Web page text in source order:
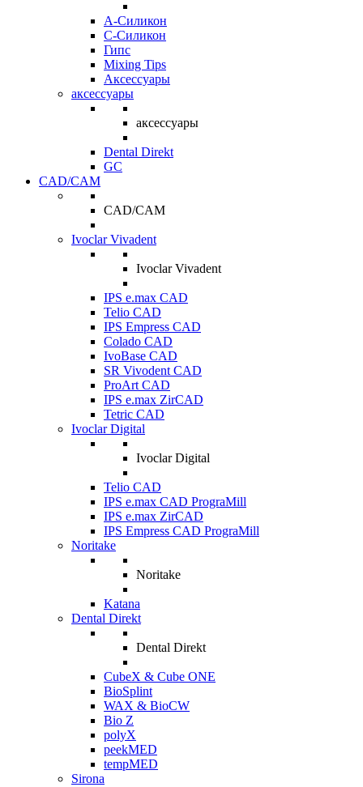
A-Силикон
C-Силикон
Гипс
Mixing Tips
Аксессуары
аксессуары
аксессуары
Dental Direkt
GC
CAD/CAM
CAD/CAM
Ivoclar Vivadent
Ivoclar Vivadent
IPS e.max CAD
Telio CAD
IPS Empress CAD
Colado CAD
IvoBase CAD
SR Vivodent CAD
ProArt CAD
IPS e.max ZirCAD
Tetric CAD
Ivoclar Digital
Ivoclar Digital
Telio CAD
IPS e.max CAD PrograMill
IPS e.max ZirCAD
IPS Empress CAD PrograMill
Noritake
Noritake
Katana
Dental Direkt
Dental Direkt
CubeX & Cube ONE
BioSplint
WAX & BioCW
Bio Z
polyX
peekMED
tempMED
Sirona